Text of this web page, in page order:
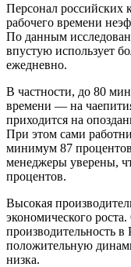
Персонал российских
рабочего времени
По данным
впустую использует
ежедневно.
В частности, до 80
времени — на
приходится на
При этом сами
минимум 87
менеджеры уверены,
процентов.
Высокая
экономического
производительность
положительную
низка.